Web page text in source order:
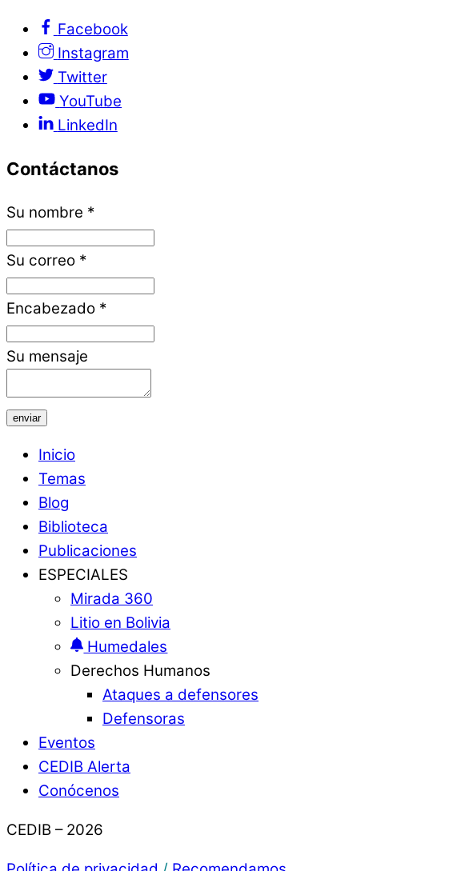
Facebook
Instagram
Twitter
YouTube
LinkedIn
Contáctanos
Su nombre *
Su correo *
Encabezado *
Su mensaje
enviar
Inicio
Temas
Blog
Biblioteca
Publicaciones
ESPECIALES
Mirada 360
Litio en Bolivia
Humedales
Derechos Humanos
Ataques a defensores
Defensoras
Eventos
CEDIB Alerta
Conócenos
CEDIB – 2026